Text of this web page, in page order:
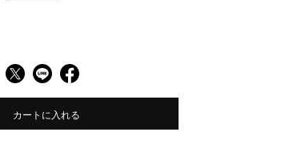
カートに入れる